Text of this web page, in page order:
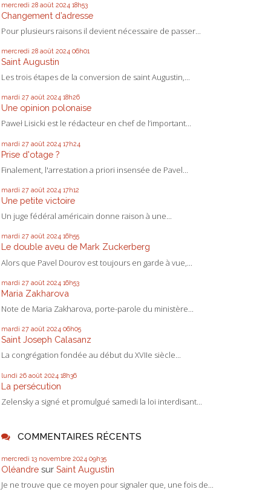
mercredi 28 août 2024 18h53
Changement d’adresse
Pour plusieurs raisons il devient nécessaire de passer...
mercredi 28 août 2024 06h01
Saint Augustin
Les trois étapes de la conversion de saint Augustin,...
mardi 27 août 2024 18h26
Une opinion polonaise
Paweł Lisicki est le rédacteur en chef de l’important...
mardi 27 août 2024 17h24
Prise d'otage ?
Finalement, l'arrestation a priori insensée de Pavel...
mardi 27 août 2024 17h12
Une petite victoire
Un juge fédéral américain donne raison à une...
mardi 27 août 2024 16h55
Le double aveu de Mark Zuckerberg
Alors que Pavel Dourov est toujours en garde à vue,...
mardi 27 août 2024 16h53
Maria Zakharova
Note de Maria Zakharova, porte-parole du ministère...
mardi 27 août 2024 06h05
Saint Joseph Calasanz
La congrégation fondée au début du XVIIe siècle...
lundi 26 août 2024 18h36
La persécution
Zelensky a signé et promulgué samedi la loi interdisant...
COMMENTAIRES RÉCENTS
mercredi 13 novembre 2024 09h35
Oléandre sur Saint Augustin
Je ne trouve que ce moyen pour signaler que, une fois de...